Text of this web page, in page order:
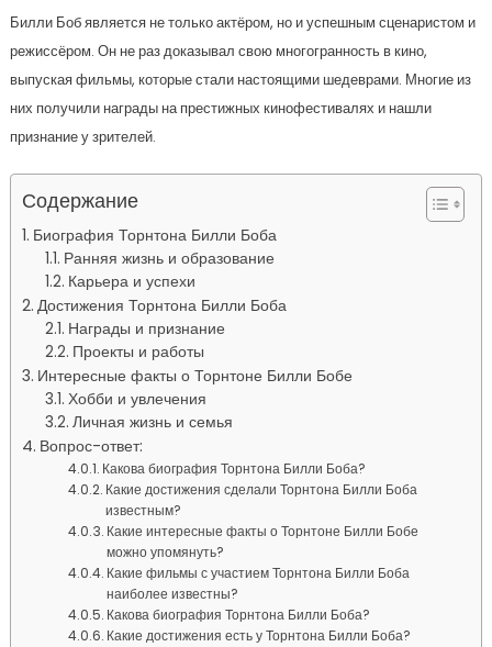
Билли Боб является не только актёром, но и успешным сценаристом и
режиссёром. Он не раз доказывал свою многогранность в кино,
выпуская фильмы, которые стали настоящими шедеврами. Многие из
них получили награды на престижных кинофестивалях и нашли
признание у зрителей.
Содержание
Биография Торнтона Билли Боба
Ранняя жизнь и образование
Карьера и успехи
Достижения Торнтона Билли Боба
Награды и признание
Проекты и работы
Интересные факты о Торнтоне Билли Бобе
Хобби и увлечения
Личная жизнь и семья
Вопрос-ответ:
Какова биография Торнтона Билли Боба?
Какие достижения сделали Торнтона Билли Боба
известным?
Какие интересные факты о Торнтоне Билли Бобе
можно упомянуть?
Какие фильмы с участием Торнтона Билли Боба
наиболее известны?
Какова биография Торнтона Билли Боба?
Какие достижения есть у Торнтона Билли Боба?